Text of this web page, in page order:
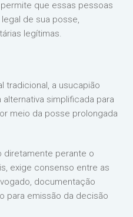
que essas pessoas
de sua posse,
legítimas.
tradicional, a usucapião
simplificada para
meio da posse prolongada
diretamente perante o
exige consenso entre as
documentação
para emissão da decisão